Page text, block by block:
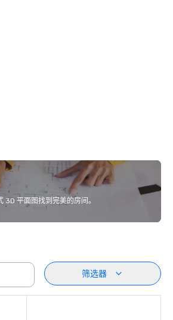
3D 平面图找到完美的房间。
筛选器